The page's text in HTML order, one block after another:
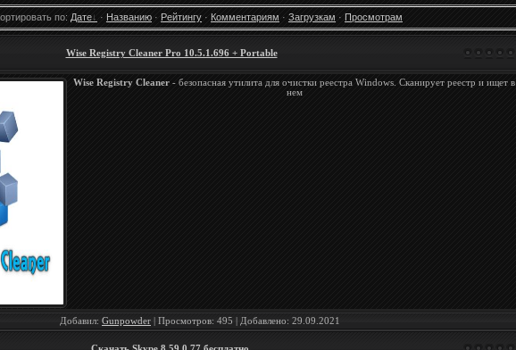
по: Дате · Названию · Рейтингу · Комментариям · Загрузкам · Просмотрам
Wise Registry Cleaner Pro 10.5.1.696 + Portable
Wise Registry Cleaner - безопасная утилита для очистки реестра Windows. Сканирует реестр и ищет в
нем
Добавил: Gunpowder | Просмотров: 495 | Добавлено: 29.09.2021